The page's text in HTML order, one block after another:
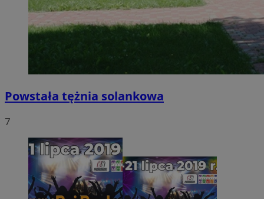
Powstała tężnia solankowa
7